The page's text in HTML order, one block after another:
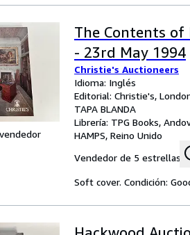
The Contents of
- 23rd May 1994
Christie's Auctioneers
Idioma: Inglés
Editorial: Christie's,
TAPA BLANDA
Librería: TPG Books,
HAMPS, Reino Unido
Vendedor de 5 estrellas
Soft cover. Condición: